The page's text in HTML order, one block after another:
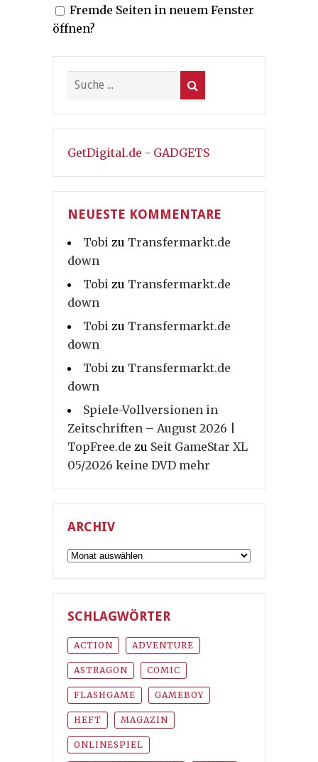
Fremde Seiten in neuem Fenster
öffnen?
GetDigital.de - GADGETS
NEUESTE KOMMENTARE
Tobi zu Transfermarkt.de
down
Tobi zu Transfermarkt.de
down
Tobi zu Transfermarkt.de
down
Tobi zu Transfermarkt.de
down
Spiele-Vollversionen in
Zeitschriften – August 2026 |
TopFree.de zu Seit GameStar XL
05/2026 keine DVD mehr
ARCHIV
Archiv
SCHLAGWÖRTER
ACTION ADVENTURE
ASTRAGON COMIC
FLASHGAME GAMEBOY
HEFT MAGAZIN
ONLINESPIEL